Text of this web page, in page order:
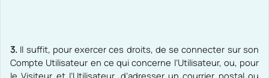
3. Il suffit, pour exercer ces droits, de se connecter sur son
Compte Utilisateur en ce qui concerne l’Utilisateur, ou, pour
le Visiteur et l’Utilisateur, d’adresser un courrier postal ou